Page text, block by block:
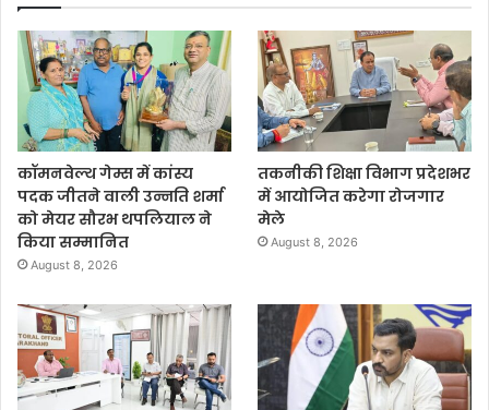
कॉमनवेल्थ गेम्स में कांस्य
पदक जीतने वाली उन्नति शर्मा
को मेयर सौरभ थपलियाल ने
किया सम्मानित
August 8, 2026
तकनीकी शिक्षा विभाग प्रदेशभर
में आयोजित करेगा रोजगार
मेले
August 8, 2026